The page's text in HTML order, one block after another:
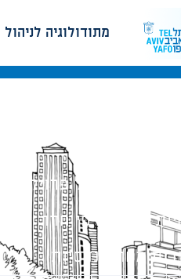
מתודולוגיה לניהול
מטה הנדסיות
תכנון ודפי חדר
לניהול פרויקטים